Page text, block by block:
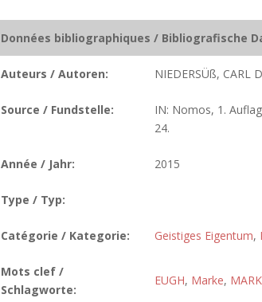
Données bibliographiques / Bibliografische
Auteurs / Autoren: NIEDERSÜß, CARL
Source / Fundstelle:
IN: Nomos, 1.
24.
Année / Jahr: 2015
Type / Typ:
Catégorie / Kategorie: Geistiges Eigentum,
Mots clef /
Schlagworte:
EUGH, Marke,